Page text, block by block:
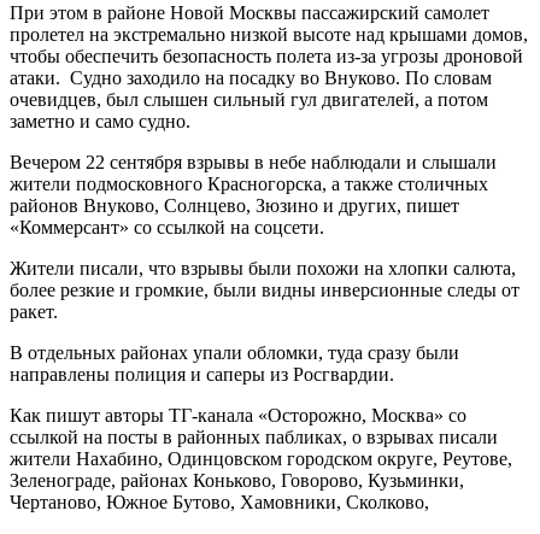
При этом в районе Новой Москвы пассажирский самолет
пролетел на экстремально низкой высоте над крышами домов,
чтобы обеспечить безопасность полета из-за угрозы дроновой
атаки. Судно заходило на посадку во Внуково. По словам
очевидцев, был слышен сильный гул двигателей, а потом
заметно и само судно.
Вечером 22 сентября взрывы в небе наблюдали и слышали
жители подмосковного Красногорска, а также столичных
районов Внуково, Солнцево, Зюзино и других, пишет
«Коммерсант» со ссылкой на соцсети.
Жители писали, что взрывы были похожи на хлопки салюта,
более резкие и громкие, были видны инверсионные следы от
ракет.
В отдельных районах упали обломки, туда сразу были
направлены полиция и саперы из Росгвардии.
Как пишут авторы ТГ-канала «Осторожно, Москва» со
ссылкой на посты в районных пабликах, о взрывах писали
жители Нахабино, Одинцовском городском округе, Реутове,
Зеленограде, районах Коньково, Говорово, Кузьминки,
Чертаново, Южное Бутово, Хамовники, Сколково,